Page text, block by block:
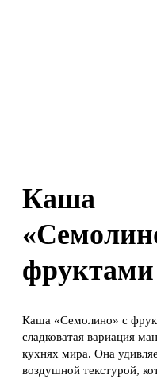
Каша
фруктами
Каша «Семолино» с
сладковатая вариация
кухнях мира. Она
воздушной текстурой,